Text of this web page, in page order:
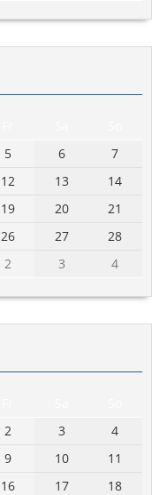
5 6
7
12 13
14
19 20
21
26 27
28
2 3 4
2 3
4
9 10
11
16 17
18